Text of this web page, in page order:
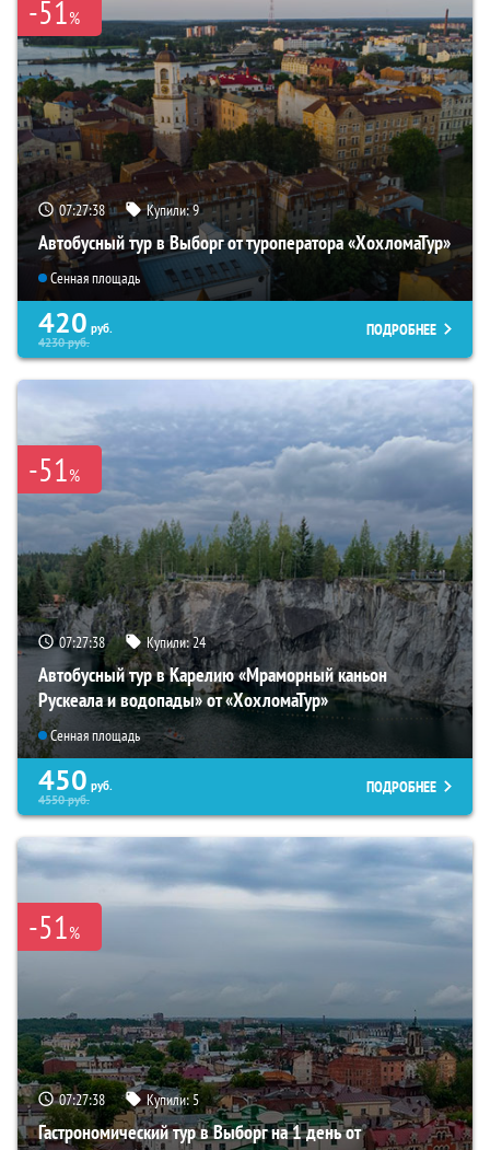
-51%
07:27:37 Купили:9
Автобусный тур в Выборг от туроператора «ХохломаТур»
Сенная площадь
420 руб.
4230руб.
ПОДРОБНЕЕ
-51%
07:27:37 Купили:24
Автобусный тур в Карелию «Мраморный каньон
Рускеала и водопады» от «ХохломаТур»
Сенная площадь
450 руб.
4550руб.
ПОДРОБНЕЕ
-51%
07:27:37 Купили:5
Гастрономический тур в Выборг на 1 день от